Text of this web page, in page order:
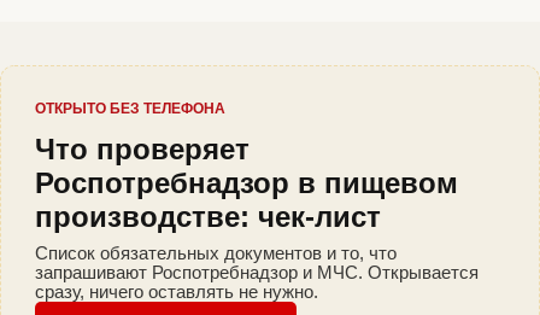
ОТКРЫТО БЕЗ ТЕЛЕФОНА
Что проверяет
Роспотребнадзор в пищевом
производстве: чек-лист
Список обязательных документов и то, что
запрашивают Роспотребнадзор и МЧС. Открывается
сразу, ничего оставлять не нужно.